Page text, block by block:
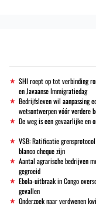
SHI roept op tot verbinding
en Javaanse Immigratiedag
Bedrijfsleven wil aanpassing
wetsontwerpen vóór verdere
De weg is een gevaarlijke en
VSB: Ratificatie
blanco cheque zijn
Aantal agrarische bedrijven
gegroeid
Ebola-uitbraak in Congo
gevallen
Onderzoek naar verdwenen